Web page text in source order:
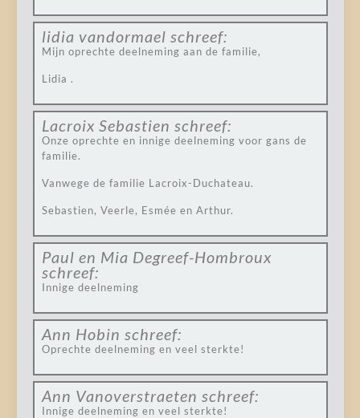
lidia vandormael schreef:
Mijn oprechte deelneming aan de familie,
Lidia .
Lacroix Sebastien schreef:
Onze oprechte en innige deelneming voor gans de
familie.
Vanwege de familie Lacroix-Duchateau.
Sebastien, Veerle, Esmée en Arthur.
Paul en Mia Degreef-Hombroux
schreef:
Innige deelneming
Ann Hobin schreef:
Oprechte deelneming en veel sterkte!
Ann Vanoverstraeten schreef:
Innige deelneming en veel sterkte!